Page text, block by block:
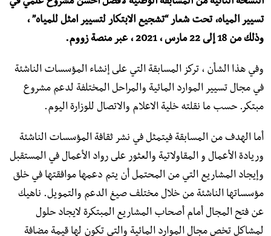
تسيير المياه، تحت شعار “تشجيع الابتكار لتسيير امثل للمياه” ،
وذلك من 18 إلى 22 مارس ، 2021 ، عبر منصة زووم.
وفي هذا الشأن ، تركز المسابقة التي على إنشاء المؤسسات الناشئة
في مجال تسيير الموارد المائية والمراحل المختلفة لدعم مشروع
مبتكر. حسب ما نقلته خلية الاعلام والاتصال للوزارة اليوم.
أما الهدف من المسابقة فيتمثل في نشر ثقافة المؤسسات الناشئة
وريادة الأعمال و المقاولاتية والعثور على رواد الأعمال في المستقبل
وإيجاد المشاريع التي من المحتمل أن يتم دعمها موافقتها في خلق
مؤسساتها الناشئة من خلال مختلف صيغ الدعم والتمويل. ناهيك
عن فتح المجال أمام أصحاب المشاريع المبتكرة لايجاد حلول
لمشاكل تخص مجال الموارد المائية والتي تكون لها قيمة مضافة